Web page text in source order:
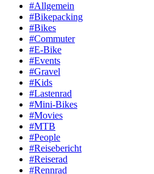
#Allgemein
#Bikepacking
#Bikes
#Commuter
#E-Bike
#Events
#Gravel
#Kids
#Lastenrad
#Mini-Bikes
#Movies
#MTB
#People
#Reisebericht
#Reiserad
#Rennrad